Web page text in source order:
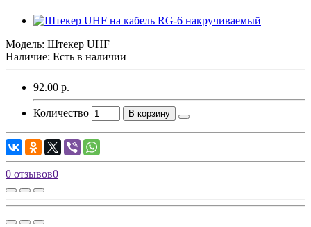
Модель: Штекер UHF
Наличие: Есть в наличии
92.00 р.
Количество В корзину
0 отзывов0